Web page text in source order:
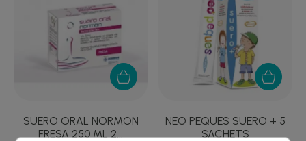
SUERO ORAL NORMON
FRESA 250 ML 2...
NEO PEQUES SUERO + 5
SACHETS